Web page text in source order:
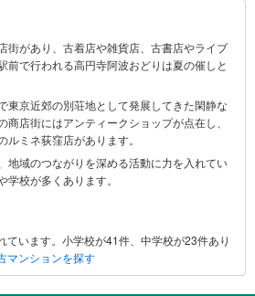
街があり、古着店や雑貨店、古書店やライブ
前で行われる高円寺阿波おどりは夏の催しと
東京近郊の別荘地として発展してきた閑静な
店街にはアンティークショップが点在し、
ミネ荻窪店があります。
地域のつながりを深める活動に力を入れてい
校が多くあります。
ています。小学校が41件、中学校が23件あり
マンションを探す